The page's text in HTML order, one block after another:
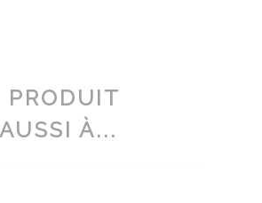
PRODUIT
À...